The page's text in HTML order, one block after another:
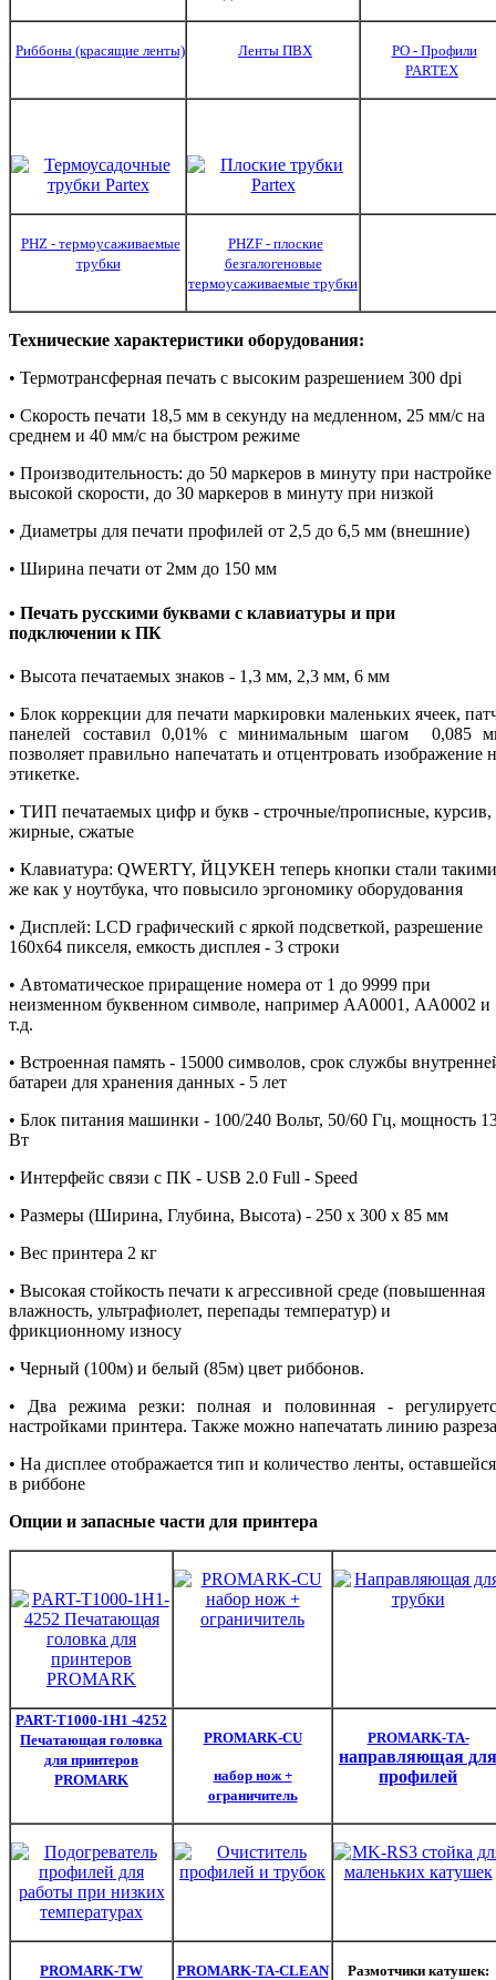
Риббоны (красящие ленты) Ленты ПВХ
PO - Профили
PARTEX
PHZ - термоусаживаемые
трубки
PHZF - плоские
безгалогеновые
термоусаживаемые трубки
Технические характеристики оборудования:
• Термотрансферная печать с высоким разрешением 300 dpi
• Скорость печати 18,5 мм в секунду на медленном, 25 мм/с на
среднем и 40 мм/с на быстром режиме
• Производительность: до 50 маркеров в минуту при настройке
высокой скорости, до 30 маркеров в минуту при низкой
• Диаметры для печати профилей от 2,5 до 6,5 мм (внешние)
• Ширина печати от 2мм до 150 мм
• Печать русскими буквами с клавиатуры и при
подключении к ПК
• Высота печатаемых знаков - 1,3 мм, 2,3 мм, 6 мм
• Блок коррекции для печати маркировки маленьких ячеек,
панелей составил 0,01% с минимальным шагом 0,085
позволяет правильно напечатать и отцентровать изображение
этикетке.
• ТИП печатаемых цифр и букв - строчные/прописные, курсив,
жирные, сжатые
• Клавиатура: QWERTY, ЙЦУКЕН теперь кнопки стали такими
же как у ноутбука, что повысило эргономику оборудования
• Дисплей: LCD графический c яркой подсветкой, разрешение
160х64 пикселя, емкость дисплея - 3 строки
• Автоматическое приращение номера от 1 до 9999 при
неизменном буквенном символе, например АА0001, АА0002 и
т.д.
• Встроенная память - 15000 символов, срок службы
батареи для хранения данных - 5 лет
• Блок питания машинки - 100/240 Вольт, 50/60 Гц, мощность
Вт
• Интерфейс связи с ПК - USB 2.0 Full - Speed
• Размеры (Ширина, Глубина, Высота) - 250 х 300 х 85 мм
• Вес принтера 2 кг
• Высокая стойкость печати к агрессивной среде (повышенная
влажность, ультрафиолет, перепады температур) и
фрикционному износу
• Черный (100м) и белый (85м) цвет риббонов.
• Два режима резки: полная и половинная -
настройками принтера. Также можно напечатать линию
• На дисплее отображается тип и количество ленты, оставшейся
в риббоне
Опции и запасные части для принтера
PART-T1000-1H1 -4252
Печатающая головка
для принтеров
PROMARK
PROMARK-CU
набор нож +
ограничитель
PROMARK-TA-
направляющая для
профилей
PROMARK-TW
PROMARK-TA-CLEAN
Размотчики катушек: